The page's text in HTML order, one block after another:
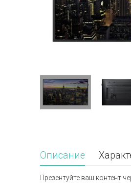
Описание
Презентуйте ваш контент